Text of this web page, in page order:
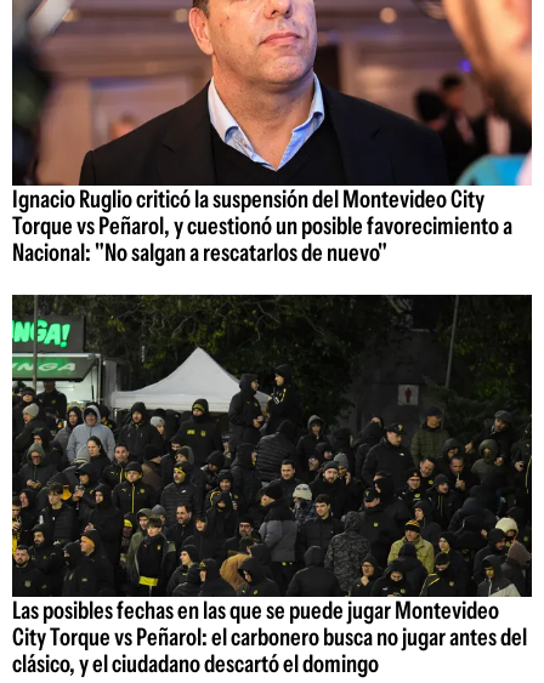
Ignacio Ruglio criticó la suspensión del Montevideo City
Torque vs Peñarol, y cuestionó un posible favorecimiento a
Nacional: "No salgan a rescatarlos de nuevo"
Las posibles fechas en las que se puede jugar Montevideo
City Torque vs Peñarol: el carbonero busca no jugar antes del
clásico, y el ciudadano descartó el domingo